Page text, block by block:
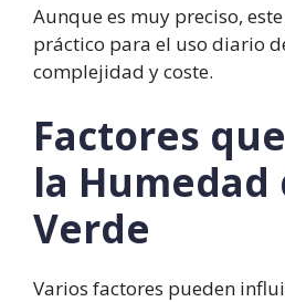
Aunque es muy preciso,
práctico para el uso diario
complejidad y coste.
Factores
la Humedad
Verde
Varios factores pueden